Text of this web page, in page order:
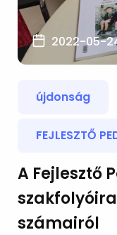
2022-05-
újdonság
FEJLESZTŐ
A Fejlesztő
számairól